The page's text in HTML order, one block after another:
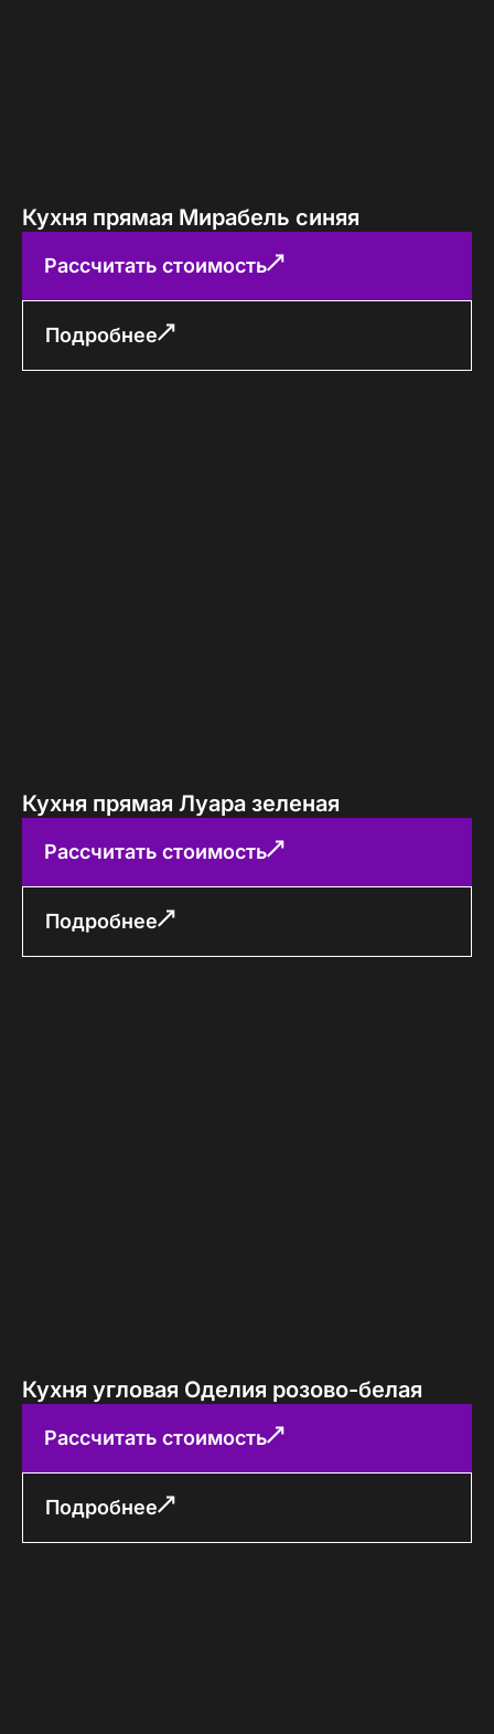
Кухня прямая Мирабель синяя
Рассчитать стоимость
Подробнее
Кухня прямая Луара зеленая
Рассчитать стоимость
Подробнее
Кухня угловая Оделия розово-белая
Рассчитать стоимость
Подробнее